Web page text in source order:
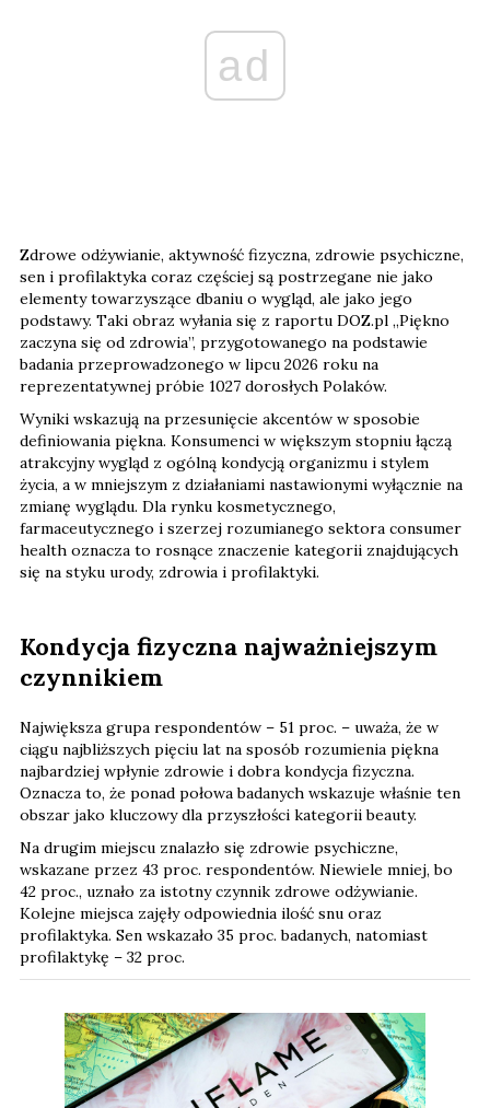
ad
Zdrowe odżywianie, aktywność fizyczna, zdrowie psychiczne,
sen i profilaktyka coraz częściej są postrzegane nie jako
elementy towarzyszące dbaniu o wygląd, ale jako jego
podstawy. Taki obraz wyłania się z raportu DOZ.pl „Piękno
zaczyna się od zdrowia”, przygotowanego na podstawie
badania przeprowadzonego w lipcu 2026 roku na
reprezentatywnej próbie 1027 dorosłych Polaków.
Wyniki wskazują na przesunięcie akcentów w sposobie
definiowania piękna. Konsumenci w większym stopniu łączą
atrakcyjny wygląd z ogólną kondycją organizmu i stylem
życia, a w mniejszym z działaniami nastawionymi wyłącznie na
zmianę wyglądu. Dla rynku kosmetycznego,
farmaceutycznego i szerzej rozumianego sektora consumer
health oznacza to rosnące znaczenie kategorii znajdujących
się na styku urody, zdrowia i profilaktyki.
Kondycja fizyczna najważniejszym
czynnikiem
Największa grupa respondentów – 51 proc. – uważa, że w
ciągu najbliższych pięciu lat na sposób rozumienia piękna
najbardziej wpłynie zdrowie i dobra kondycja fizyczna.
Oznacza to, że ponad połowa badanych wskazuje właśnie ten
obszar jako kluczowy dla przyszłości kategorii beauty.
Na drugim miejscu znalazło się zdrowie psychiczne,
wskazane przez 43 proc. respondentów. Niewiele mniej, bo
42 proc., uznało za istotny czynnik zdrowe odżywianie.
Kolejne miejsca zajęły odpowiednia ilość snu oraz
profilaktyka. Sen wskazało 35 proc. badanych, natomiast
profilaktykę – 32 proc.